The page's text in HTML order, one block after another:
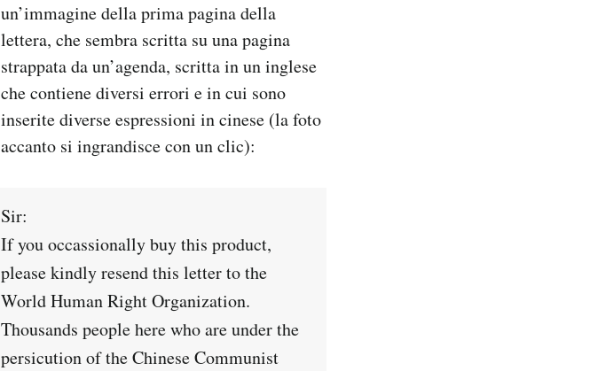
un’immagine della prima pagina della
lettera, che sembra scritta su una pagina
strappata da un’agenda, scritta in un inglese
che contiene diversi errori e in cui sono
inserite diverse espressioni in cinese (la foto
accanto si ingrandisce con un clic):
Sir:
If you occassionally buy this product,
please kindly resend this letter to the
World Human Right Organization.
Thousands people here who are under the
persicution of the Chinese Communist